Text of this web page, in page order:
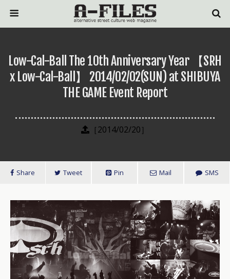
Low-Cal-Ball The 10th Anniversary Year 【SRH
x Low-Cal-Ball】 2014/02/02(SUN) at SHIBUYA
THE GAME Event Report
［2014/02/20］
Share Tweet Pin Mail SMS